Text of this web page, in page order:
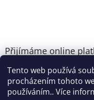
Tento web používá
procházením tohoto
používáním.. Více
Přijímáme online